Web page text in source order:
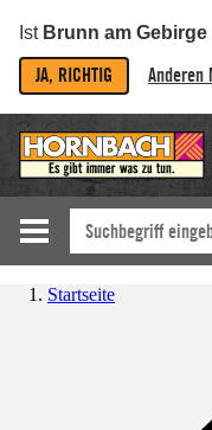
Ist Brunn am Gebirge
JA, RICHTIG Anderen
Startseite